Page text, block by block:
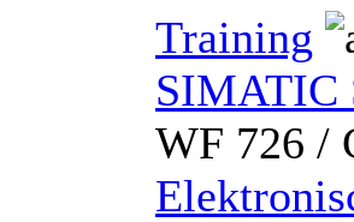
Training
SIMATIC
WF 726 /